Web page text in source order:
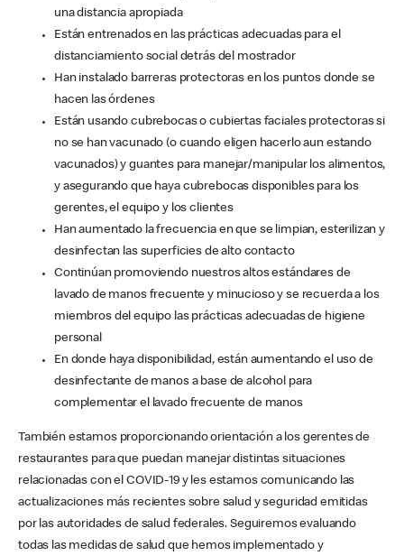
una distancia apropiada
Están entrenados en las prácticas adecuadas para el
distanciamiento social detrás del mostrador
Han instalado barreras protectoras en los puntos donde se
hacen las órdenes
Están usando cubrebocas o cubiertas faciales protectoras si
no se han vacunado (o cuando eligen hacerlo aun estando
vacunados) y guantes para manejar/manipular los alimentos,
y asegurando que haya cubrebocas disponibles para los
gerentes, el equipo y los clientes
Han aumentado la frecuencia en que se limpian, esterilizan y
desinfectan las superficies de alto contacto
Continúan promoviendo nuestros altos estándares de
lavado de manos frecuente y minucioso y se recuerda a los
miembros del equipo las prácticas adecuadas de higiene
personal
En donde haya disponibilidad, están aumentando el uso de
desinfectante de manos a base de alcohol para
complementar el lavado frecuente de manos
También estamos proporcionando orientación a los gerentes de
restaurantes para que puedan manejar distintas situaciones
relacionadas con el COVID-19 y les estamos comunicando las
actualizaciones más recientes sobre salud y seguridad emitidas
por las autoridades de salud federales. Seguiremos evaluando
todas las medidas de salud que hemos implementado y